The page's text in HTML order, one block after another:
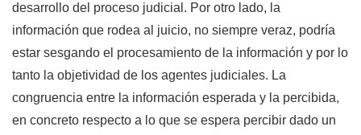
desarrollo del proceso judicial. Por otro lado, la
información que rodea al juicio, no siempre veraz, podría
estar sesgando el procesamiento de la información y por lo
tanto la objetividad de los agentes judiciales. La
congruencia entre la información esperada y la percibida,
en concreto respecto a lo que se espera percibir dado un